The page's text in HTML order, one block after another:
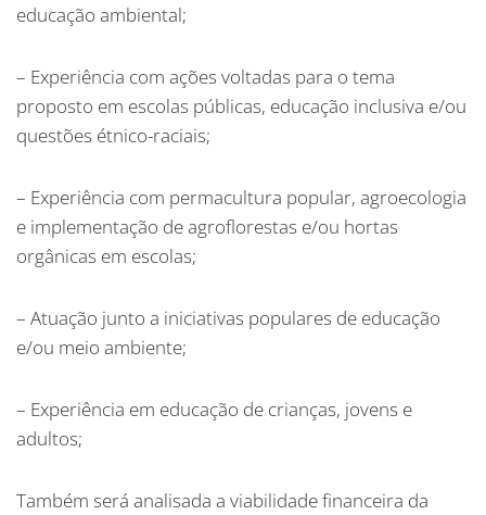
educação ambiental;
– Experiência com ações voltadas para o tema
proposto em escolas públicas, educação inclusiva e/ou
questões étnico-raciais;
– Experiência com permacultura popular, agroecologia
e implementação de agroflorestas e/ou hortas
orgânicas em escolas;
– Atuação junto a iniciativas populares de educação
e/ou meio ambiente;
– Experiência em educação de crianças, jovens e
adultos;
Também será analisada a viabilidade financeira da